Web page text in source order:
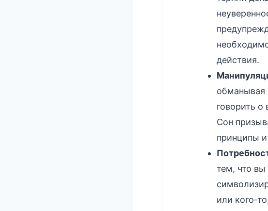
действия.
обманывая
говорить о
Сон
принципы
тем, что вы
или кого-